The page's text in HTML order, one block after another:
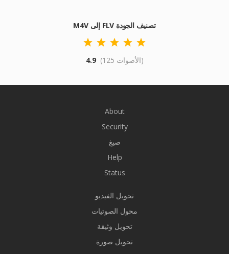
M4V إلى FLV تصنيف الجودة
4.9 (125 الأصوات)
About
Security
صيغ
Help
Status
تحويل الفيديو
محول الصوتيات
تحويل وثيقة
تحويل صورة